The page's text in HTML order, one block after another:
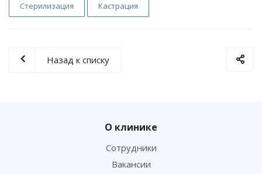
Стерилизация Кастрация
Назад к списку
О клинике
Сотрудники
Вакансии